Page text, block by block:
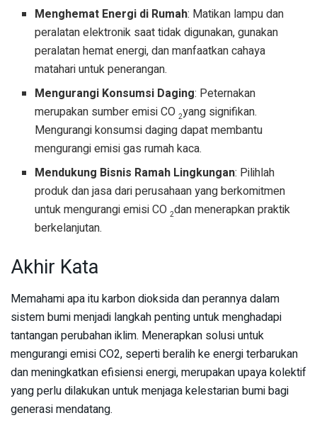
Menghemat Energi di Rumah: Matikan lampu dan
peralatan elektronik saat tidak digunakan, gunakan
peralatan hemat energi, dan manfaatkan cahaya
matahari untuk penerangan.
Mengurangi Konsumsi Daging: Peternakan
merupakan sumber emisi CO2yang signifikan.
Mengurangi konsumsi daging dapat membantu
mengurangi emisi gas rumah kaca.
Mendukung Bisnis Ramah Lingkungan: Pilihlah
produk dan jasa dari perusahaan yang berkomitmen
untuk mengurangi emisi CO2dan menerapkan praktik
berkelanjutan.
Akhir Kata
Memahami apa itu karbon dioksida dan perannya dalam
sistem bumi menjadi langkah penting untuk menghadapi
tantangan perubahan iklim. Menerapkan solusi untuk
mengurangi emisi CO2, seperti beralih ke energi terbarukan
dan meningkatkan efisiensi energi, merupakan upaya kolektif
yang perlu dilakukan untuk menjaga kelestarian bumi bagi
generasi mendatang.